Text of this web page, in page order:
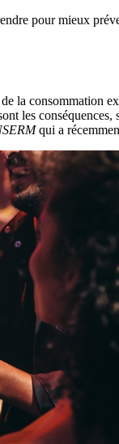
pour mieux
la consommation
les
qui a